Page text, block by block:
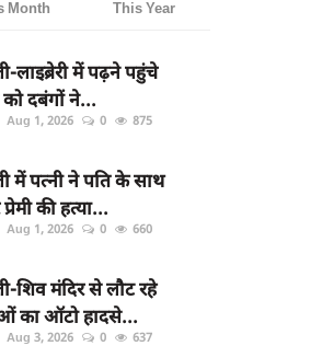
Month This Year
लाइब्रेरी में पढ़ने पहुंचे
को दबंगों ने...
Aug 1, 2026 0 875
में पत्नी ने पति के साथ
की हत्या...
Aug 1, 2026 0 660
शिव मंदिर से लौट रहे
का ऑटो हादसे...
Aug 3, 2026 0 637